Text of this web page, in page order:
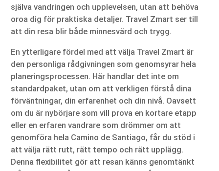
själva vandringen och upplevelsen, utan att behöva
oroa dig för praktiska detaljer. Travel Zmart ser till
att din resa blir både minnesvärd och trygg.
En ytterligare fördel med att välja Travel Zmart är
den personliga rådgivningen som genomsyrar hela
planeringsprocessen. Här handlar det inte om
standardpaket, utan om att verkligen förstå dina
förväntningar, din erfarenhet och din nivå. Oavsett
om du är nybörjare som vill prova en kortare etapp
eller en erfaren vandrare som drömmer om att
genomföra hela Camino de Santiago, får du stöd i
att välja rätt rutt, rätt tempo och rätt upplägg.
Denna flexibilitet gör att resan känns genomtänkt